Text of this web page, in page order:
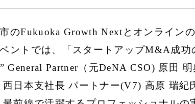
のFukuoka Growth Nextとオンライン
ントでは、「スタートアップM&A成
General Partner（元DeNA CSO) 原田
西日本支社長 パートナー(V7) 高原 瑞紀